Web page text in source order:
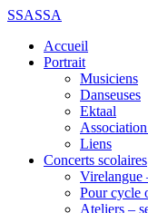
SSASSA
Accueil
Portrait
Musiciens
Danseuses
Ektaal
Liens
Concerts scolaires
Virelangue
Pour cycle
Ateliers –